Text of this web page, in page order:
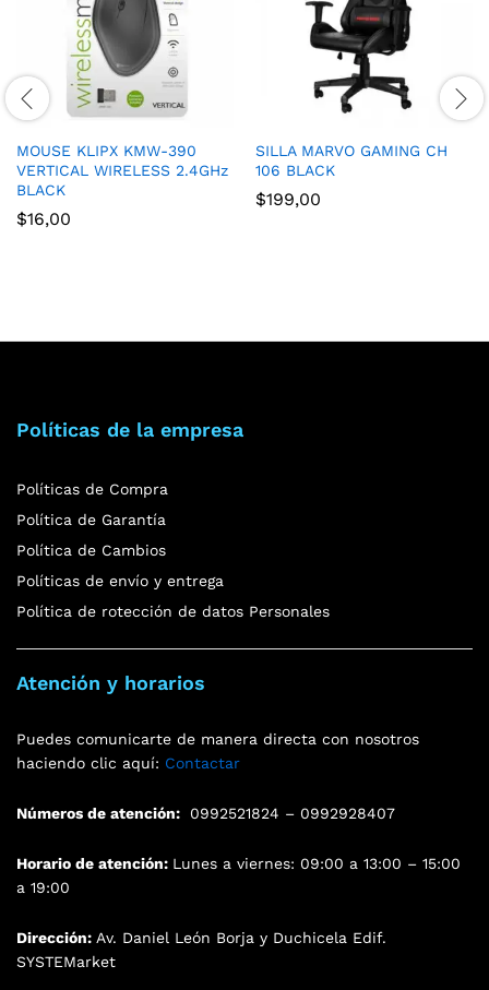
MOUSE KLIPX KMW-390
VERTICAL WIRELESS 2.4GHz
BLACK
$16,00
SILLA MARVO GAMING CH
106 BLACK
$199,00
Políticas de la empresa
Políticas de Compra
Política de Garantía
Política de Cambios
Políticas de envío y entrega
Política de rotección de datos Personales
Atención y horarios
Puedes comunicarte de manera directa con nosotros
haciendo clic aquí: Contactar
Números de atención: 0992521824 – 0992928407
Horario de atención: Lunes a viernes: 09:00 a 13:00 – 15:00
a 19:00
Dirección: Av. Daniel León Borja y Duchicela Edif.
SYSTEMarket